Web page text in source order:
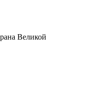
Великой